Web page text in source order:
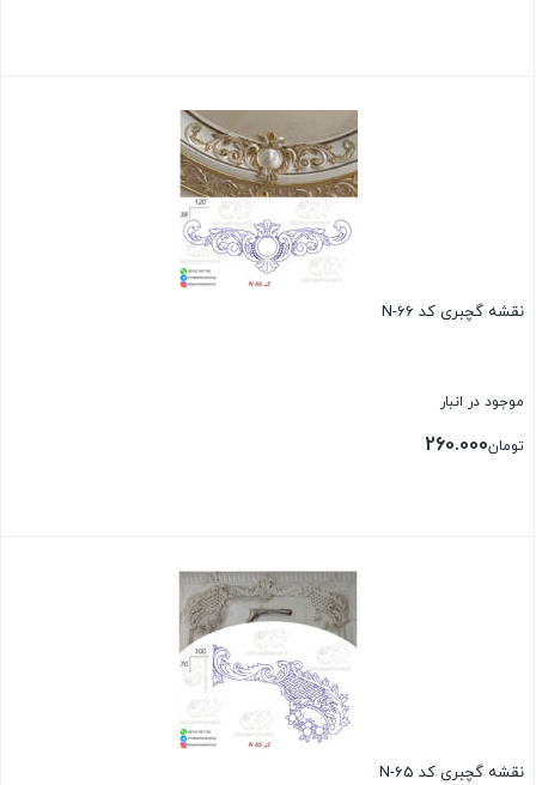
نقشه گچبری کد N-66
موجود در انبار
تومان260.000
نقشه گچبری کد N-65